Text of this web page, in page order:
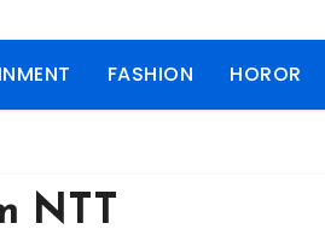
FASHION HOROR
NTT